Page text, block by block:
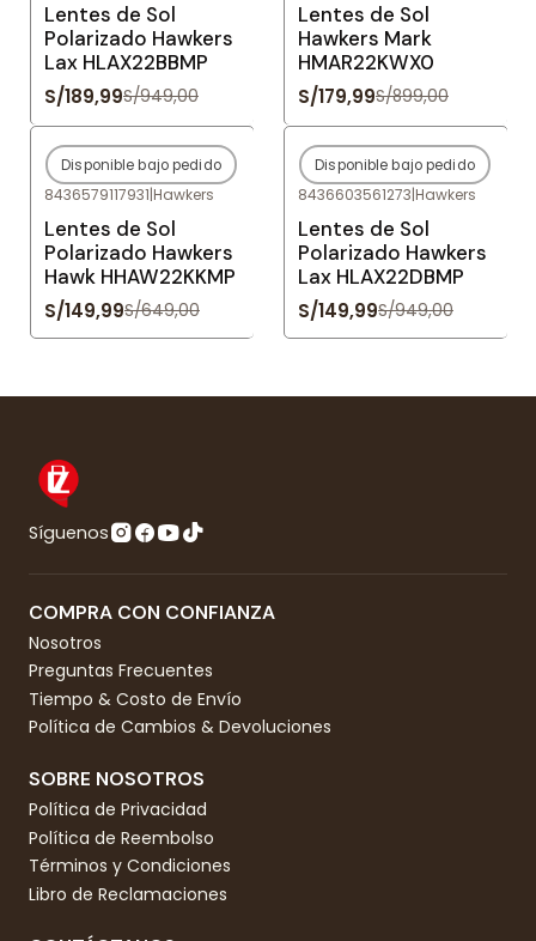
Lentes de Sol
Polarizado Hawkers
Lax HLAX22BBMP
S/189,99S/949,00
Lentes de Sol
Hawkers Mark
HMAR22KWX0
S/179,99S/899,00
-77%OFF
Agotado
Disponible bajo pedido
8436579117931|Hawkers
Lentes de Sol
Polarizado Hawkers
Hawk HHAW22KKMP
S/149,99S/649,00
-84%OFF
Agotado
Disponible bajo pedido
8436603561273|Hawkers
Lentes de Sol
Polarizado Hawkers
Lax HLAX22DBMP
S/149,99S/949,00
Síguenos
COMPRA CON CONFIANZA
Nosotros
Preguntas Frecuentes
Tiempo & Costo de Envío
Política de Cambios & Devoluciones
SOBRE NOSOTROS
Política de Privacidad
Política de Reembolso
Términos y Condiciones
Libro de Reclamaciones